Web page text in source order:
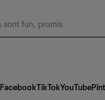
FacebookTikTokYouTube